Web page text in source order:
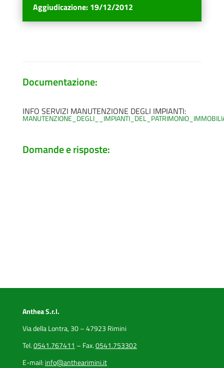
Aggiudicazione: 19/12/2012
Documentazione:
INFO SERVIZI MANUTENZIONE DEGLI IMPIANTI:
Domande e risposte:
Anthea S.r.l.
Via della Lontra, 30 – 47923 Rimini
Tel.0541.767411 – Fax.0541.753302
E-mail: info@anthearimini.it